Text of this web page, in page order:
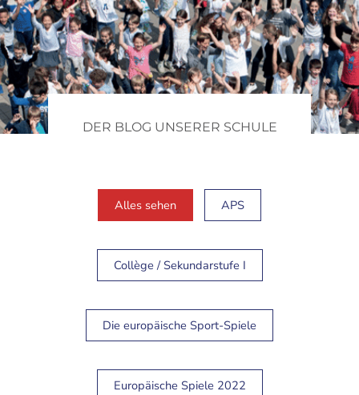
DER BLOG UNSERER SCHULE
Alles sehen APS
Collège / Sekundarstufe I
Die europäische Sport-Spiele
Europäische Spiele 2022